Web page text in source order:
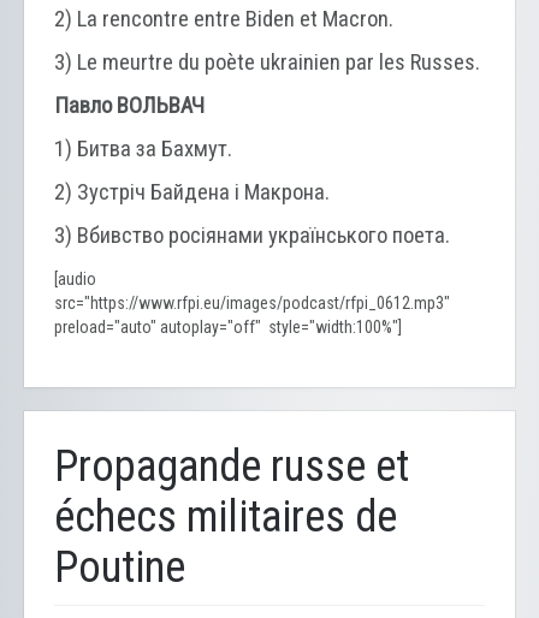
2) La rencontre entre Biden et Macron.
3) Le meurtre du poète ukrainien par les Russes.
Павло ВОЛЬВАЧ
1) Битва за Бахмут.
2) Зустріч Байдена і Макрона.
3) Вбивство росіянами українського поета.
[audio
src="https://www.rfpi.eu/images/podcast/rfpi_0612.mp3"
preload="auto" autoplay="off" style="width:100%"]
Propagande russe et
échecs militaires de
Poutine